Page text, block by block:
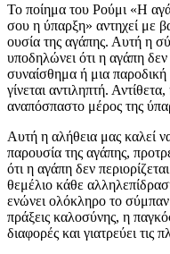
Το ποίημα του Ρούμι «Η
σου η ύπαρξη» αντηχεί με
ουσία της αγάπης. Αυτή η
υποδηλώνει ότι η αγάπη
συναίσθημα ή μια
γίνεται αντιληπτή.
αναπόσπαστο μέρος της
Αυτή η αλήθεια μας καλεί
παρουσία της αγάπης,
ότι η αγάπη δεν
θεμέλιο κάθε
ενώνει ολόκληρο το
πράξεις καλοσύνης, η
διαφορές και γιατρεύει τις